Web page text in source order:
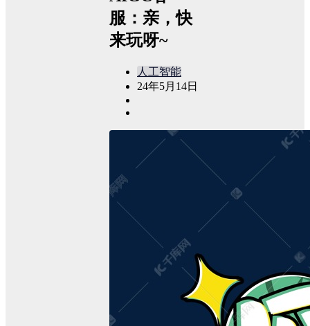
服：亲，快
来玩呀~
人工智能
24年5月14日